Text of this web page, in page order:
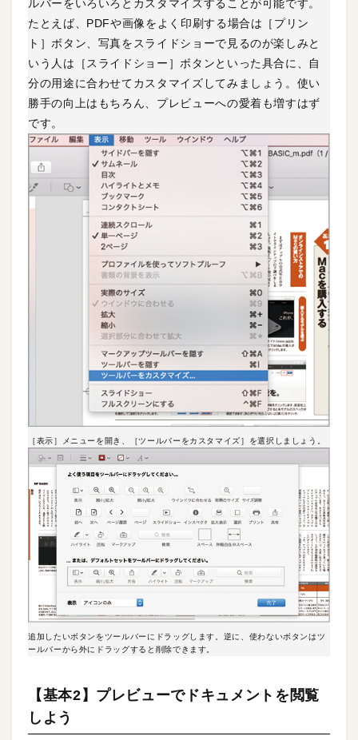
ルバーをいろいろとカスタマイズすることが可能です。
たとえば、PDFや画像をよく印刷する場合は［プリン
ト］ボタン、写真をスライドショーで見るのが楽しみと
いう人は［スライドショー］ボタンといった具合に、自
分の用途に合わせてカスタマイズしてみましょう。使い
勝手の向上はもちろん、プレビューへの愛着も増すはず
です。
［表示］メニューを開き、［ツールバーをカスタマイズ］を選択しましょう。
追加したいボタンをツールバーにドラッグします。逆に、使わないボタンはツ
ールバーから外にドラッグすると削除できます。
【基本2】プレビューでドキュメントを閲覧
しよう